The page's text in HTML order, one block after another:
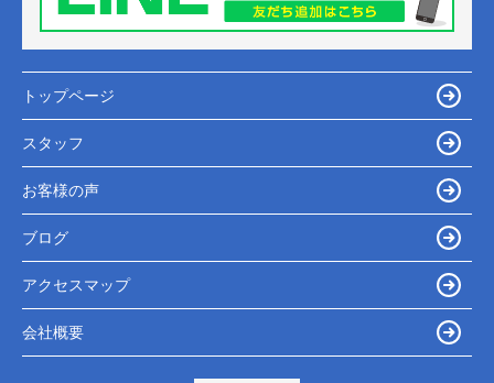
トップページ
スタッフ
お客様の声
ブログ
アクセスマップ
会社概要